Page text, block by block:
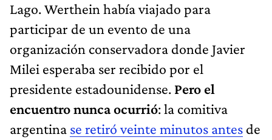
Lago. Werthein había viajado para
participar de un evento de una
organización conservadora donde Javier
Milei esperaba ser recibido por el
presidente estadounidense. Pero el
encuentro nunca ocurrió: la comitiva
argentina se retiró veinte minutos antes de